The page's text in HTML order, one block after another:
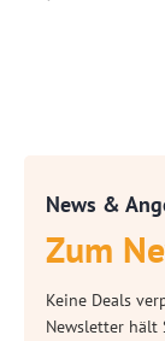
News &
Zum
Keine Deals
Newsletter hält